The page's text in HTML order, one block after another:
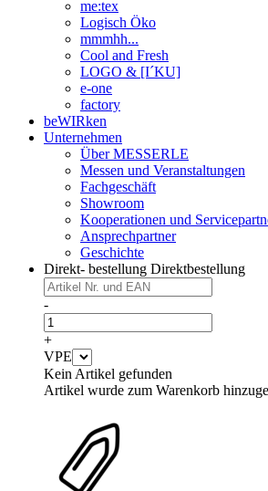
me:tex
Logisch Öko
mmmhh...
Cool and Fresh
LOGO & [I´KU]
e-one
factory
beWIRken
Unternehmen
Über MESSERLE
Messen und Veranstaltungen
Fachgeschäft
Showroom
Kooperationen und
Ansprechpartner
Geschichte
Direkt- bestellung Direktbestellung
-
+
VPE
Kein Artikel gefunden
Artikel wurde zum Warenkorb